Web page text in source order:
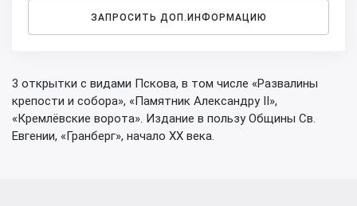
ЗАПРОСИТЬ ДОП.ИНФОРМАЦИЮ
3 открытки с видами Пскова, в том числе «Развалины
крепости и собора», «Памятник Александру II»,
«Кремлёвские ворота». Издание в пользу Общины Св.
Евгении, «Гранберг», начало XX века.